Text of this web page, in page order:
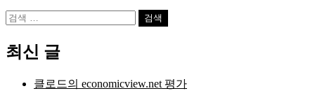
검
최신 글
클로드의 economicview.net 평가